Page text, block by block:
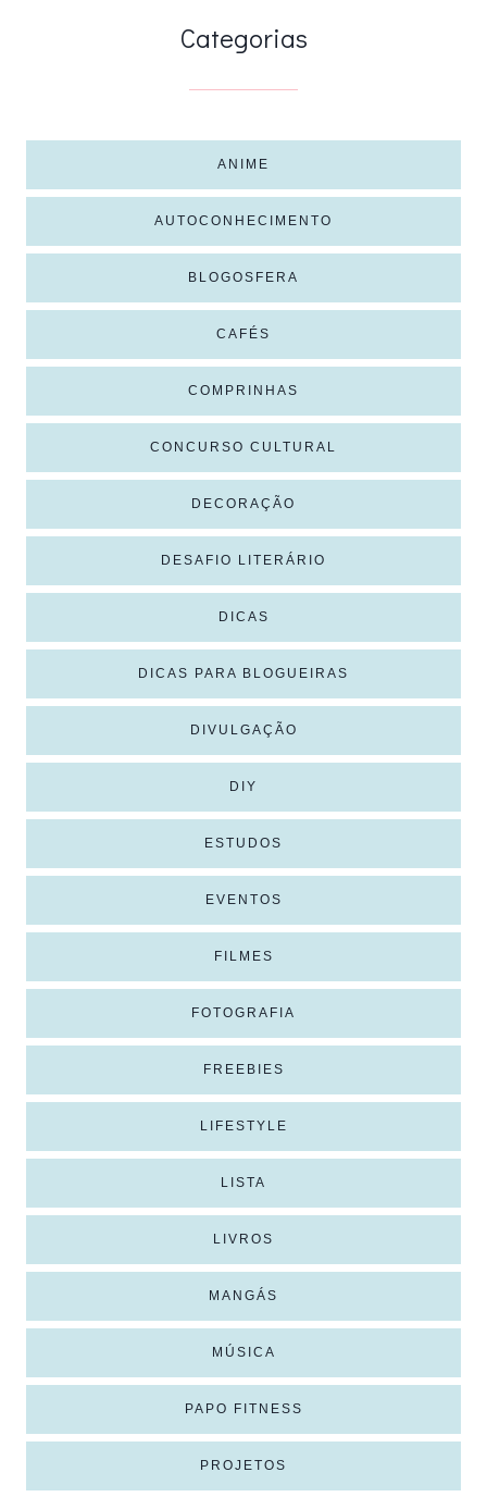
Categorias
ANIME
AUTOCONHECIMENTO
BLOGOSFERA
CAFÉS
COMPRINHAS
CONCURSO CULTURAL
DECORAÇÃO
DESAFIO LITERÁRIO
DICAS
DICAS PARA BLOGUEIRAS
DIVULGAÇÃO
DIY
ESTUDOS
EVENTOS
FILMES
FOTOGRAFIA
FREEBIES
LIFESTYLE
LISTA
LIVROS
MANGÁS
MÚSICA
PAPO FITNESS
PROJETOS